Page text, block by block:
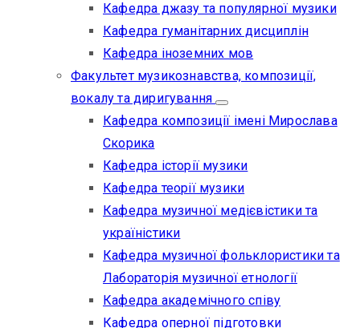
Кафедра джазу та популярної музики
Кафедра гуманітарних дисциплін
Кафедра іноземних мов
Факультет музикознавства, композиції,
вокалу та диригування
Кафедра композиції імені Мирослава
Скорика
Кафедра історії музики
Кафедра теорії музики
Кафедра музичної медієвістики та
україністики
Кафедра музичної фольклористики та
Лабораторія музичної етнології
Кафедра академічного співу
Кафедра оперної підготовки